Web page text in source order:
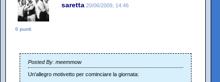
saretta 20/06/2009, 14:46
0 punti
Posted By: meemmow
Un'allegro motivetto per cominciare la giornata: